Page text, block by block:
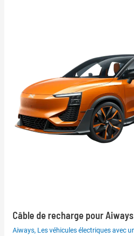
Câble de recharge pour
Aiways, Les véhicules électriques avec